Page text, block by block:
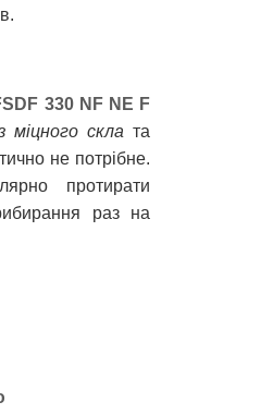
330 NF NE F
міцного скла та
не потрібне.
протирати
раз на